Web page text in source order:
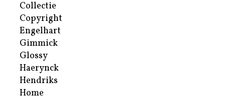
Collectie
Copyright
Engelhart
Gimmick
Glossy
Haerynck
Hendriks
Home